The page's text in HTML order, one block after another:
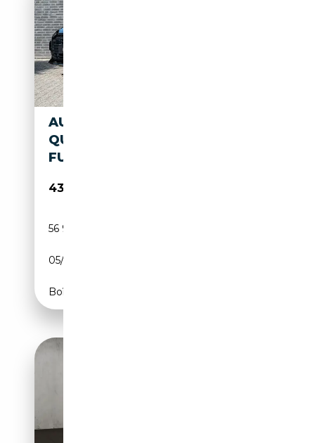
AUDI A6 AVANT 50 TFSI E
QUATTRO S LINE
FULLBLACK|21INCH|29
43 995€
56 948 km
05/2023
Boîte automatique